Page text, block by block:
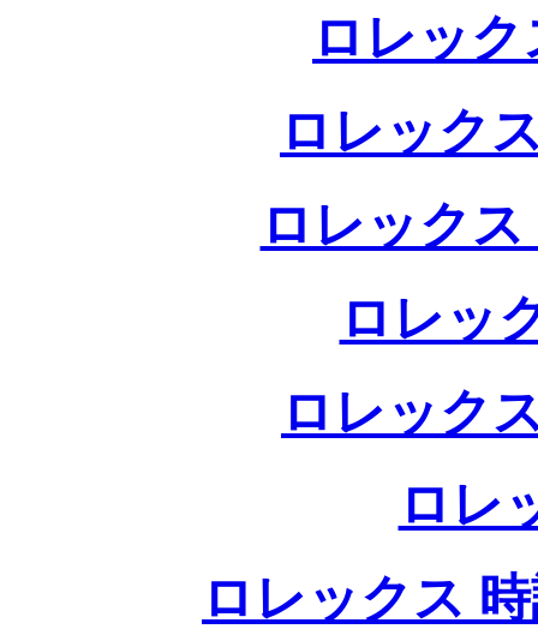
ロレッ
ロレック
ロレック
ロレッ
ロレック
ロレ
ロレックス